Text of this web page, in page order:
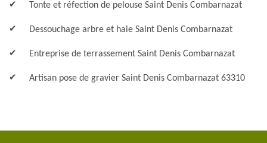
Tonte et réfection de pelouse Saint Denis Combarnazat
Dessouchage arbre et haie Saint Denis Combarnazat
Entreprise de terrassement Saint Denis Combarnazat
Artisan pose de gravier Saint Denis Combarnazat 63310